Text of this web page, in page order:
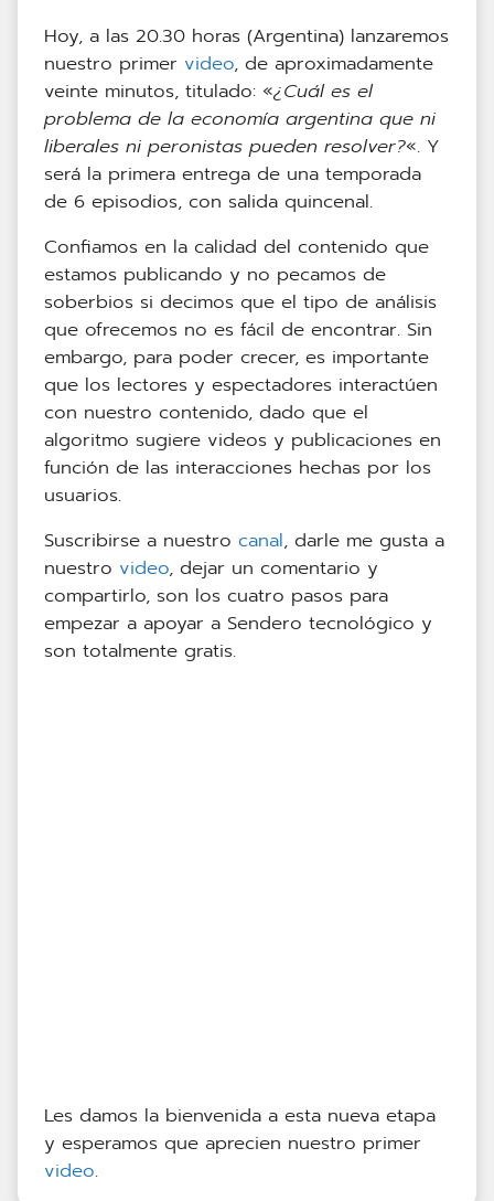
Hoy, a las 20.30 horas (Argentina) lanzaremos
nuestro primer video, de aproximadamente
veinte minutos, titulado: «¿Cuál es el
problema de la economía argentina que ni
liberales ni peronistas pueden resolver?«. Y
será la primera entrega de una temporada
de 6 episodios, con salida quincenal.
Confiamos en la calidad del contenido que
estamos publicando y no pecamos de
soberbios si decimos que el tipo de análisis
que ofrecemos no es fácil de encontrar. Sin
embargo, para poder crecer, es importante
que los lectores y espectadores interactúen
con nuestro contenido, dado que el
algoritmo sugiere videos y publicaciones en
función de las interacciones hechas por los
usuarios.
Suscribirse a nuestro canal, darle me gusta a
nuestro video, dejar un comentario y
compartirlo, son los cuatro pasos para
empezar a apoyar a Sendero tecnológico y
son totalmente gratis.
Les damos la bienvenida a esta nueva etapa
y esperamos que aprecien nuestro primer
video.